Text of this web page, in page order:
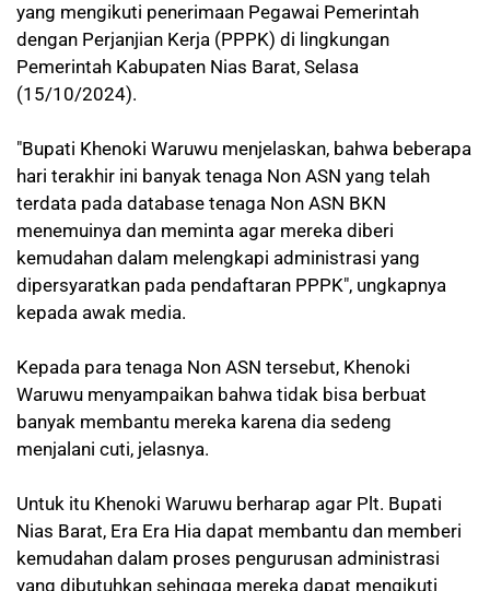
yang mengikuti penerimaan Pegawai Pemerintah
dengan Perjanjian Kerja (PPPK) di lingkungan
Pemerintah Kabupaten Nias Barat, Selasa
(15/10/2024).
"Bupati Khenoki Waruwu menjelaskan, bahwa beberapa
hari terakhir ini banyak tenaga Non ASN yang telah
terdata pada database tenaga Non ASN BKN
menemuinya dan meminta agar mereka diberi
kemudahan dalam melengkapi administrasi yang
dipersyaratkan pada pendaftaran PPPK", ungkapnya
kepada awak media.
Kepada para tenaga Non ASN tersebut, Khenoki
Waruwu menyampaikan bahwa tidak bisa berbuat
banyak membantu mereka karena dia sedeng
menjalani cuti, jelasnya.
Untuk itu Khenoki Waruwu berharap agar Plt. Bupati
Nias Barat, Era Era Hia dapat membantu dan memberi
kemudahan dalam proses pengurusan administrasi
yang dibutuhkan sehingga mereka dapat mengikuti